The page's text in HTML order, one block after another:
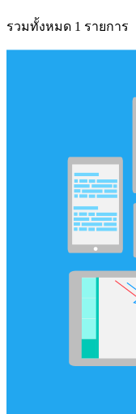
รวมทั้งหมด 1 รายการ